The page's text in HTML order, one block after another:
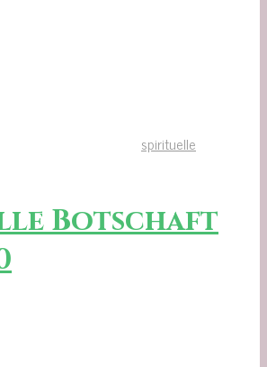
spirituelle
Botschaft